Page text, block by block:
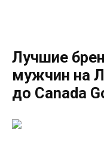
Лучшие
мужчин на
до Canada